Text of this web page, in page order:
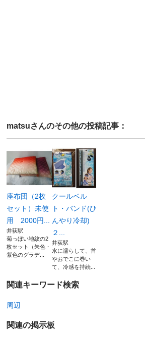
matsuさんのその他の投稿記事：
座布団（2枚
セット）未使
用 2000円...
井荻駅
菊っぼい地紋の2
枚セット（朱色・
紫色のグラデ...
クールベル
ト・バンド(ひ
んやり冷却)
２...
井荻駅
水に濡らして、首
やおでこに巻い
て、冷感を持続...
関連キーワード検索
周辺
関連の掲示板